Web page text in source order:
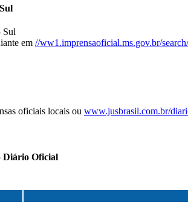
Sul
em //ww1.imprensaoficial.ms.gov.br/search/
oficiais locais ou www.jusbrasil.com.br/
Diário Oficial